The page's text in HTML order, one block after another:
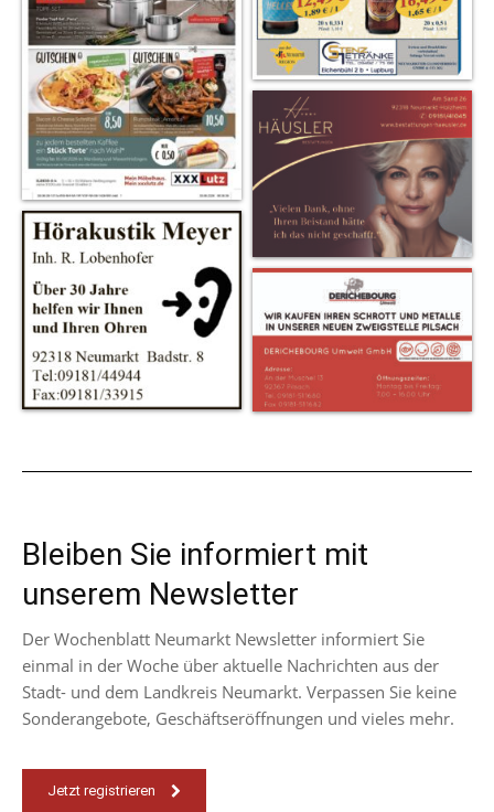
Bleiben Sie informiert mit
unserem Newsletter
Der Wochenblatt Neumarkt Newsletter informiert Sie
einmal in der Woche über aktuelle Nachrichten aus der
Stadt- und dem Landkreis Neumarkt. Verpassen Sie keine
Sonderangebote, Geschäftseröffnungen und vieles mehr.
Jetzt registrieren